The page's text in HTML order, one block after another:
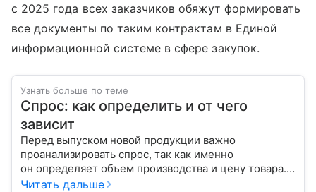
с 2025 года всех заказчиков обяжут формировать
все документы по таким контрактам в Единой
информационной системе в сфере закупок.
Узнать больше по теме
Спрос: как определить и от чего
зависит
Перед выпуском новой продукции важно
проанализировать спрос, так как именно
он определяет объем производства и цену товара.
С помощью эксперта расскажем, как рассчитать
Читать дальше